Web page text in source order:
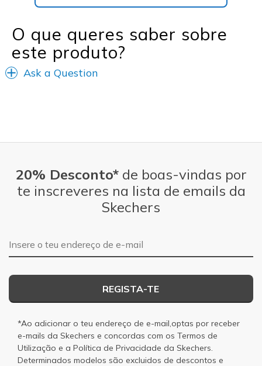
O que queres saber sobre
este produto?
Ask a Question
20% Desconto*de boas-vindas por
te inscreveres na lista de emails da
Skechers
Endereço de e-mail
REGISTA-TE
*Ao adicionar o teu endereço de e-mail,optas por receber
e-mails da Skechers e concordas com os Termos de
Utilização e a Política de Privacidade da Skechers.
Determinados modelos são excluidos de descontos e